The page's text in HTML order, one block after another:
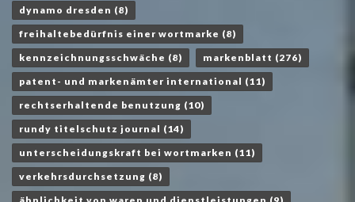
dynamo dresden (8)
freihaltebedürfnis einer wortmarke (8)
kennzeichnungsschwäche (8) markenblatt (276)
patent- und markenämter international (11)
rechtserhaltende benutzung (10)
rundy titelschutz journal (14)
unterscheidungskraft bei wortmarken (11)
verkehrsdurchsetzung (8)